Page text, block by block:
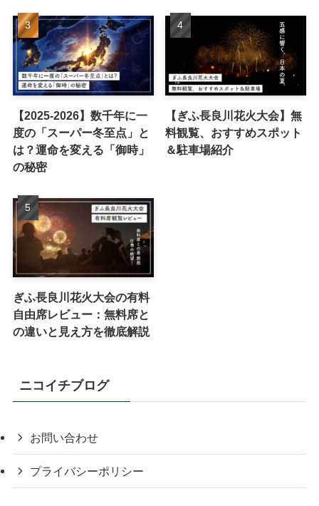
【2025-2026】数千年に一
度の「スーパー冬至点」と
は？運命を変える「御時」
の秘密
【ぎふ長良川花火大会】無
料観覧、おすすめスポット
＆駐車場紹介
ぎふ長良川花火大会の有料
自由席レビュー：無料席と
の違いと見え方を徹底解説
ニコイチブログ
お問い合わせ
プライバシーポリシー